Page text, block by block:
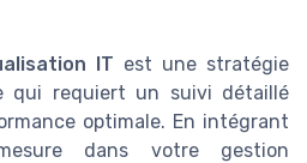
IT est une stratégie
qui requiert un suivi détaillé
optimale. En intégrant
dans votre gestion